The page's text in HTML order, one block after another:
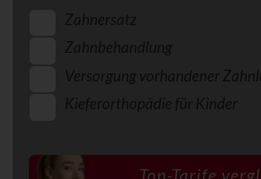
Zahnersatz
Zahnbehandlung
Versorgung vorhandener
Kieferorthopädie für Kinder